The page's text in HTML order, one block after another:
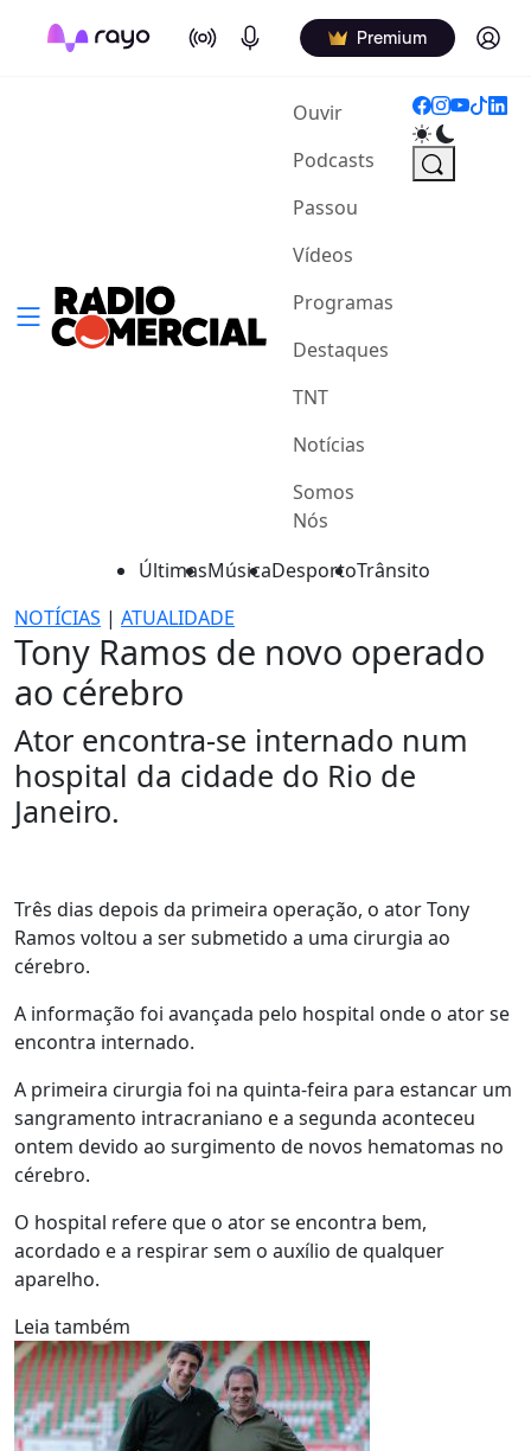
On Air Podcasts Premium Log in
Ouvir(current)
Podcasts
Passou
Vídeos
Programas
Destaques
TNT
Notícias
Somos
Nós
ÚltimasMúsicaDesportoTrânsito
NOTÍCIAS | ATUALIDADE
Tony Ramos de novo operado
ao cérebro
Ator encontra-se internado num
hospital da cidade do Rio de
Janeiro.
Três dias depois da primeira operação, o ator Tony
Ramos voltou a ser submetido a uma cirurgia ao
cérebro.
A informação foi avançada pelo hospital onde o ator se
encontra internado.
A primeira cirurgia foi na quinta-feira para estancar um
sangramento intracraniano e a segunda aconteceu
ontem devido ao surgimento de novos hematomas no
cérebro.
O hospital refere que o ator se encontra bem,
acordado e a respirar sem o auxílio de qualquer
aparelho.
Leia também